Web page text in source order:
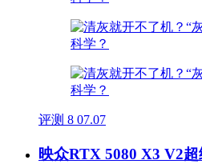
评测 8 07.07
映众RTX 5080 X3 V2